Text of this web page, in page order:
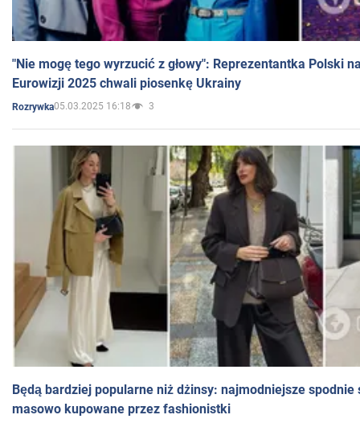
"Nie mogę tego wyrzucić z głowy": Reprezentantka Polski
Eurowizji 2025 chwali piosenkę Ukrainy
Rozrywka05.03.2025 16:18 3
Będą bardziej popularne niż dżinsy: najmodniejsze spodnie
masowo kupowane przez fashionistki